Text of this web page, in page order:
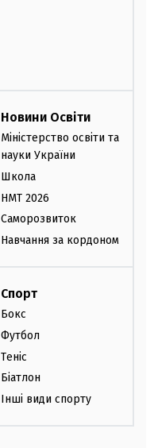
Новини Освіти
Міністерство освіти та
науки України
Школа
НМТ 2026
Саморозвиток
Навчання за кордоном
Спорт
Бокс
Футбол
Теніс
Біатлон
Інші види спорту